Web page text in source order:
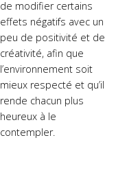
de modifier certains
effets négatifs avec un
peu de positivité et de
créativité, afin que
l’environnement soit
mieux respecté et qu’il
rende chacun plus
heureux à le
contempler.